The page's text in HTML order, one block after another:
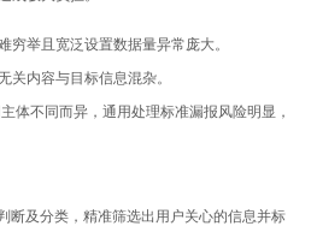
穷举且宽泛设置数据量异常庞大。
关内容与目标信息混杂。
体不同而异，通用处理标准漏报风险明显，
断及分类，精准筛选出用户关心的信息并标